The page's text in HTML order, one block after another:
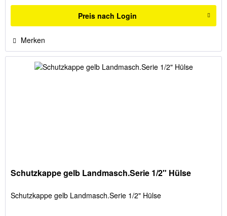
Preis nach Login
Merken
Schutzkappe gelb Landmasch.Serie 1/2" Hülse
Schutzkappe gelb Landmasch.Serie 1/2" Hülse